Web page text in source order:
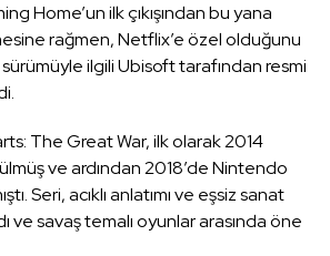
Home’un ilk çıkışından bu yana
rağmen, Netflix’e özel olduğunu
ilgili Ubisoft tarafından resmi
The Great War, ilk olarak 2014
ve ardından 2018’de Nintendo
Seri, acıklı anlatımı ve eşsiz sanat
ve savaş temalı oyunlar arasında öne